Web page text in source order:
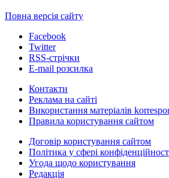
Повна версія сайту
Facebook
Twitter
RSS-стрічки
E-mail розсилка
Контакти
Реклама на сайті
Використання матеріалів
Правила користування сайтом
Договір користування сайтом
Політика у сфері
Угода щодо користування
Редакція